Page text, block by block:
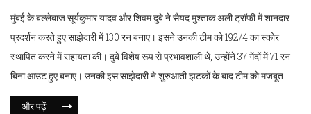
मुंबई के बल्लेबाज सूर्यकुमार यादव और शिवम दुबे ने सैयद मुश्ताक अली ट्रॉफी में शानदार
प्रदर्शन करते हुए साझेदारी में 130 रन बनाए। इसने उनकी टीम को 192/4 का स्कोर
स्थापित करने में सहायता की। दुबे विशेष रूप से प्रभावशाली थे, उन्होंने 37 गेंदों में 71 रन
बिना आउट हुए बनाए। उनकी इस साझेदारी ने शुरुआती झटकों के बाद टीम को मजबूत
किया। दोनों खिलाड़ियों ने आईपीएल 2025 से पहले सकारात्मक संकेत दिए।
और पढ़ें